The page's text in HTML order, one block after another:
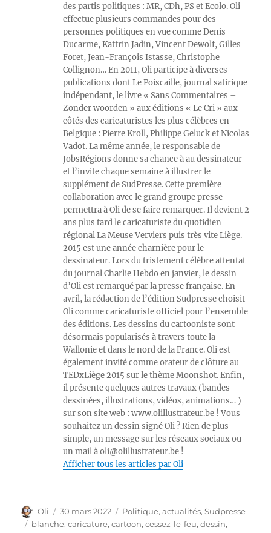
des partis politiques : MR, CDh, PS et Ecolo. Oli
effectue plusieurs commandes pour des
personnes politiques en vue comme Denis
Ducarme, Kattrin Jadin, Vincent Dewolf, Gilles
Foret, Jean-François Istasse, Christophe
Collignon… En 2011, Oli participe à diverses
publications dont Le Poiscaille, journal satirique
indépendant, le livre « Sans Commentaires –
Zonder woorden » aux éditions « Le Cri » aux
côtés des caricaturistes les plus célèbres en
Belgique : Pierre Kroll, Philippe Geluck et Nicolas
Vadot. La même année, le responsable de
JobsRégions donne sa chance à au dessinateur
et l’invite chaque semaine à illustrer le
supplément de SudPresse. Cette première
collaboration avec le grand groupe presse
permettra à Oli de se faire remarquer. Il devient 2
ans plus tard le caricaturiste du quotidien
régional La Meuse Verviers puis très vite Liège.
2015 est une année charnière pour le
dessinateur. Lors du tristement célèbre attentat
du journal Charlie Hebdo en janvier, le dessin
d’Oli est remarqué par la presse française. En
avril, la rédaction de l’édition Sudpresse choisit
Oli comme caricaturiste officiel pour l’ensemble
des éditions. Les dessins du cartooniste sont
désormais popularisés à travers toute la
Wallonie et dans le nord de la France. Oli est
également invité comme orateur de clôture au
TEDxLiège 2015 sur le thème Moonshot. Enfin,
il présente quelques autres travaux (bandes
dessinées, illustrations, vidéos, animations… )
sur son site web : www.olillustrateur.be ! Vous
souhaitez un dessin signé Oli ? Rien de plus
simple, un message sur les réseaux sociaux ou
un mail à oli@olillustrateur.be !
Afficher tous les articles par Oli
Auteur
Oli
Publié
le
30 mars 2022 Catégories
Politique, actualités,Sudpresse
Étiquettes
blanche,caricature,cartoon,cessez-le-feu,dessin,